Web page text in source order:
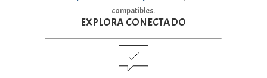
compatibles.
EXPLORA CONECTADO